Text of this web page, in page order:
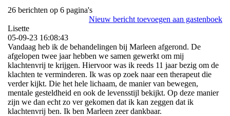
26 berichten op 6 pagina's
Nieuw bericht toevoegen aan gastenboek
Lisette
05-09-23 16:08:43
Vandaag heb ik de behandelingen bij Marleen afgerond. De
afgelopen twee jaar hebben we samen gewerkt om mij
klachtenvrij te krijgen. Hiervoor was ik reeds 11 jaar bezig om de
klachten te verminderen. Ik was op zoek naar een therapeut die
verder kijkt. Die het hele lichaam, de manier van bewegen,
mentale gesteldheid en ook de levensstijl bekijkt. Op deze manier
zijn we dan echt zo ver gekomen dat ik kan zeggen dat ik
klachtenvrij ben. Ik ben Marleen zeer dankbaar.